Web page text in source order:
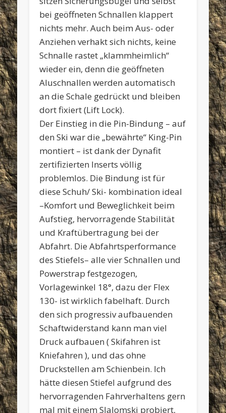
bei geöffneten Schnallen klappert
nichts mehr. Auch beim Aus- oder
Anziehen verhakt sich nichts, keine
Schnalle rastet „klammheimlich“
wieder ein, denn die geöffneten
Aluschnallen werden automatisch
an die Schale gedrückt und bleiben
dort fixiert (Lift Lock).
Der Einstieg in die Pin-Bindung – auf
den Ski war die „bewährte“ King-Pin
montiert – ist dank der Dynafit
zertifizierten Inserts völlig
problemlos. Die Bindung ist für
diese Schuh/ Ski- kombination ideal
–Komfort und Beweglichkeit beim
Aufstieg, hervorragende Stabilität
und Kraftübertragung bei der
Abfahrt. Die Abfahrtsperformance
des Stiefels– alle vier Schnallen und
Powerstrap festgezogen,
Vorlagewinkel 18°, dazu der Flex
130- ist wirklich fabelhaft. Durch
den sich progressiv aufbauenden
Schaftwiderstand kann man viel
Druck aufbauen ( Skifahren ist
Kniefahren ), und das ohne
Druckstellen am Schienbein. Ich
hätte diesen Stiefel aufgrund des
hervorragenden Fahrverhaltens gern
mal mit einem Slalomski probiert,